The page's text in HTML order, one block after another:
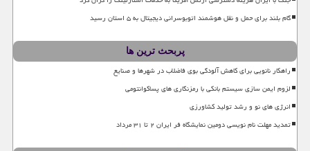
گام بلند برای حمل و نقل هوشمند اتوبوسرانی دیجیتال به ۵ استان رسید
پربحث ترین ها
راهکار نانویی برای کاهش آلودگی بوی فاضلاب در شهرها و صنایع
لزوم ایمن سازی سیستم بانکی با رمزنگاری های پساکوانتومی
انرژی های نو و رشد تولید کشاورزی
تمدید مهلت نام نویسی دومین نمایشگاه فر ایران ۲ تا ۳۱ مرداد